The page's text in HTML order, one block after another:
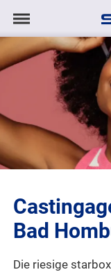
Navigation
anzeigen/
Navigation
AGENTUR
MODELS
TALENTE
PROJEKTE
LOGIN
Bad
Die riesige